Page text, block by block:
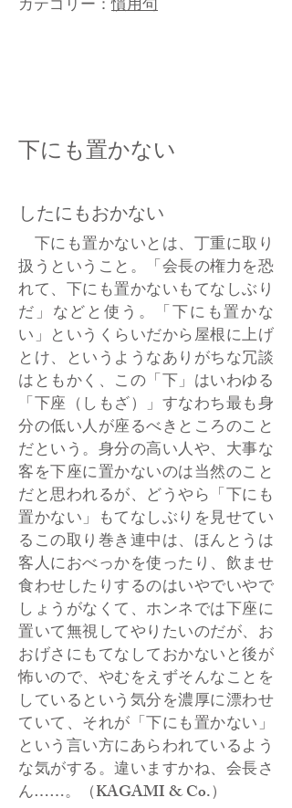
カテゴリー：慣用句
下にも置かない
したにもおかない
下にも置かないとは、丁重に取り
扱うということ。「会長の権力を恐
れて、下にも置かないもてなしぶり
だ」などと使う。「下にも置かな
い」というくらいだから屋根に上げ
とけ、というようなありがちな冗談
はともかく、この「下」はいわゆる
「下座（しもざ）」すなわち最も身
分の低い人が座るべきところのこと
だという。身分の高い人や、大事な
客を下座に置かないのは当然のこと
だと思われるが、どうやら「下にも
置かない」もてなしぶりを見せてい
るこの取り巻き連中は、ほんとうは
客人におべっかを使ったり、飲ませ
食わせしたりするのはいやでいやで
しょうがなくて、ホンネでは下座に
置いて無視してやりたいのだが、お
おげさにもてなしておかないと後が
怖いので、やむをえずそんなことを
しているという気分を濃厚に漂わせ
ていて、それが「下にも置かない」
という言い方にあらわれているよう
な気がする。違いますかね、会長さ
ん……。（KAGAMI & Co.）